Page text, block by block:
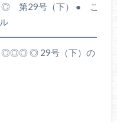
第29号（下） ● こ
◎ 29号（下）の